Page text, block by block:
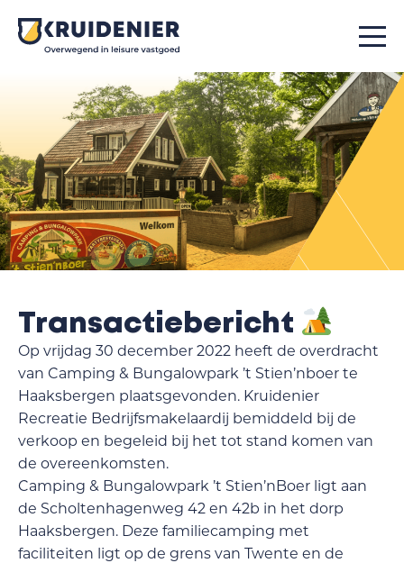
Transactiebericht
Op vrijdag 30 december 2022 heeft de overdracht
van Camping & Bungalowpark ’t Stien’nboer te
Haaksbergen plaatsgevonden. Kruidenier
Recreatie Bedrijfsmakelaardij bemiddeld bij de
verkoop en begeleid bij het tot stand komen van
de overeenkomsten.
Camping & Bungalowpark ’t Stien’nBoer ligt aan
de Scholtenhagenweg 42 en 42b in het dorp
Haaksbergen. Deze familiecamping met
faciliteiten ligt op de grens van Twente en de